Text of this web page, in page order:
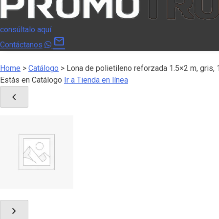
consúltalo aquí
Contáctanos
mail
Home > Catálogo > Lona de polietileno reforzada 1.5×2 m, gris,
Estás en Catálogo Ir a Tienda en línea
chevron_left
chevron_right